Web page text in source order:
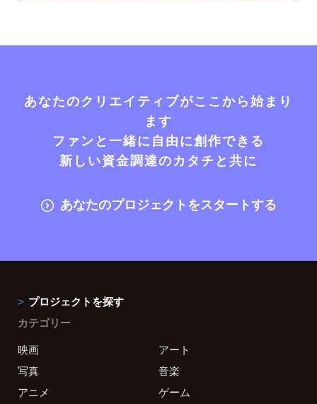
あなたのクリエイティブがここから始まり
ます
ファンと一緒に自由に創作できる
新しい資金調達のカタチと共に
あなたのプロジェクトをスタートする
プロジェクトを探す
カテゴリー
映画
アート
写真
音楽
アニメ
ゲーム